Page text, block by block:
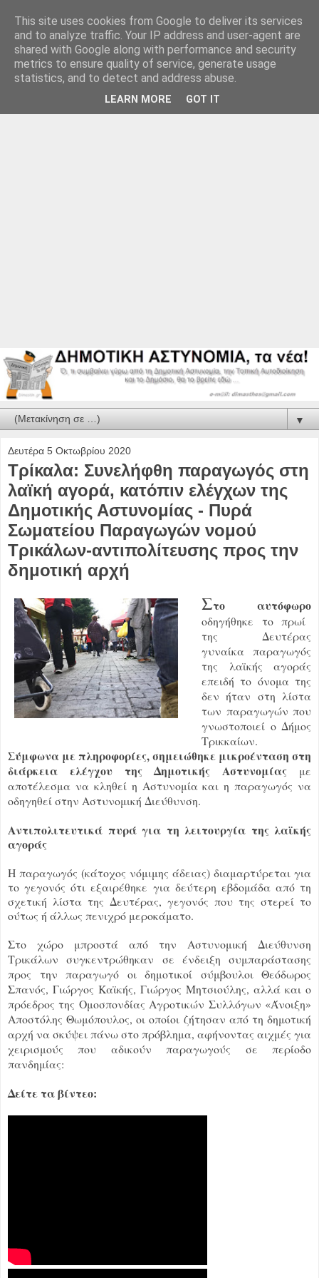
▼
Δευτέρα 5 Οκτωβρίου 2020
Τρίκαλα: Συνελήφθη παραγωγός στη
λαϊκή αγορά, κατόπιν ελέγχων της
Δημοτικής Αστυνομίας - Πυρά
Σωματείου Παραγωγών νομού
Τρικάλων-αντιπολίτευσης προς την
δημοτική αρχή
Στο αυτόφωρο
οδηγήθηκε το πρωί
της Δευτέρας
γυναίκα παραγωγός
της λαϊκής αγοράς
επειδή το όνομα της
δεν ήταν στη λίστα
των παραγωγών που
γνωστοποιεί ο Δήμος
Τρικκαίων.
Σύμφωνα με πληροφορίες, σημειώθηκε μικροένταση στη
διάρκεια ελέγχου της Δημοτικής Αστυνομίας με
αποτέλεσμα να κληθεί η Αστυνομία και η παραγωγός να
οδηγηθεί στην Αστυνομική Διεύθυνση.
Αντιπολιτευτικά πυρά για τη λειτουργία της λαϊκής
αγοράς
Η παραγωγός (κάτοχος νόμιμης άδειας) διαμαρτύρεται για
το γεγονός ότι εξαιρέθηκε για δεύτερη εβδομάδα από τη
σχετική λίστα της Δευτέρας, γεγονός που της στερεί το
ούτως ή άλλως πενιχρό μεροκάματο.
Στο χώρο μπροστά από την Αστυνομική Διεύθυνση
Τρικάλων συγκεντρώθηκαν σε ένδειξη συμπαράστασης
προς την παραγωγό οι δημοτικοί σύμβουλοι Θεόδωρος
Σπανός, Γιώργος Καϊκής, Γιώργος Μητσιούλης, αλλά και ο
πρόεδρος της Ομοσπονδίας Αγροτικών Συλλόγων «Άνοιξη»
Αποστόλης Θωμόπουλος, οι οποίοι ζήτησαν από τη δημοτική
αρχή να σκύψει πάνω στο πρόβλημα, αφήνοντας αιχμές για
χειρισμούς που αδικούν παραγωγούς σε περίοδο
πανδημίας:
Δείτε τα βίντεο:
This site uses cookies from Google to deliver its services
and to analyze traffic. Your IP address and user-agent are
shared with Google along with performance and security
metrics to ensure quality of service, generate usage
statistics, and to detect and address abuse.
LEARN MORE GOT IT